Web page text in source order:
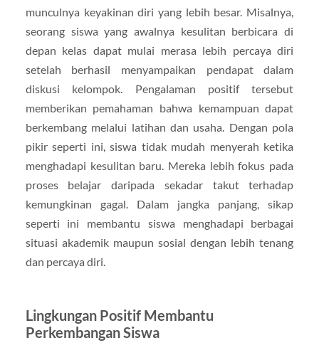
munculnya keyakinan diri yang lebih besar. Misalnya,
seorang siswa yang awalnya kesulitan berbicara di
depan kelas dapat mulai merasa lebih percaya diri
setelah berhasil menyampaikan pendapat dalam
diskusi kelompok. Pengalaman positif tersebut
memberikan pemahaman bahwa kemampuan dapat
berkembang melalui latihan dan usaha. Dengan pola
pikir seperti ini, siswa tidak mudah menyerah ketika
menghadapi kesulitan baru. Mereka lebih fokus pada
proses belajar daripada sekadar takut terhadap
kemungkinan gagal. Dalam jangka panjang, sikap
seperti ini membantu siswa menghadapi berbagai
situasi akademik maupun sosial dengan lebih tenang
dan percaya diri.
Lingkungan Positif Membantu
Perkembangan Siswa